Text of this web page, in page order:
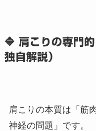
🔷 肩こりの専門
独自解説）
肩こりの本質は「筋
神経の問題」です。